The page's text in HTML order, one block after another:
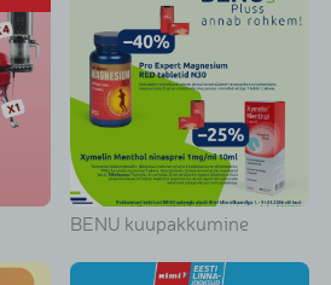
BENU kuupakkumine